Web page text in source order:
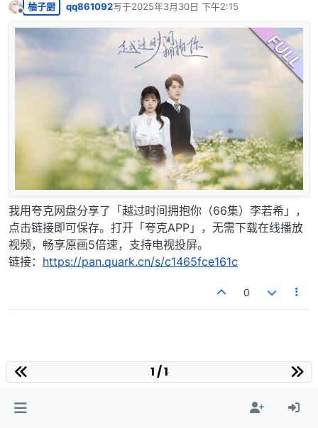
离线
柚子厨 qq861092写于2025年3月30日 下午2:15
最后由 编辑
我用夸克网盘分享了「越过时间拥抱你（66集）李若希」，
点击链接即可保存。打开「夸克APP」，无需下载在线播放
视频，畅享原画5倍速，支持电视投屏。
链接： https://pan.quark.cn/s/c1465fce161c
0
1 / 1